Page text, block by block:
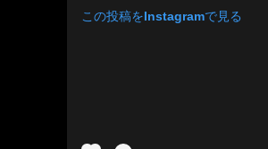
この投稿をInstagramで見る